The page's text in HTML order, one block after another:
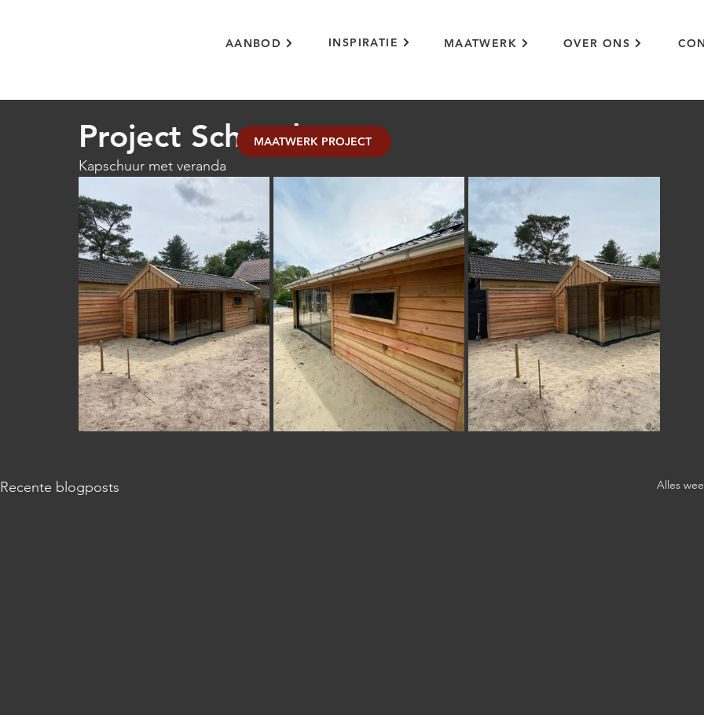
AANBOD INSPIRATIE MAATWERK OVER ONS
Project Schoorl
Kapschuur met veranda
Recente blogposts Alles
MAATWERK PROJECT